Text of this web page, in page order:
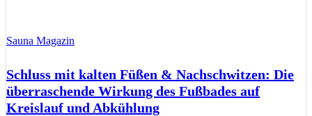
Sauna Magazin
Schluss mit kalten Füßen & Nachschwitzen: Die
überraschende Wirkung des Fußbades auf
Kreislauf und Abkühlung